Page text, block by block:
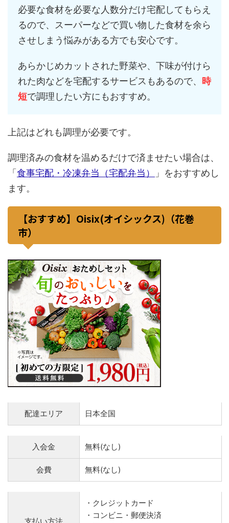
必要な食材を必要な人数分だけ宅配してもらえ
るので、スーパーなどで買い物した食材を余ら
させしまう悩みがある方でも安心です。
あらかじめカットされた野菜や、下味が付けら
れた肉などを宅配するサービスもあるので、
時
短で調理したい方にもおすすめ。
上記はどれも調理が必要です。
調理済みの食材を温めるだけで済ませたい場合は、
「 食事宅配・冷凍弁当（宅配弁当）
」をおすすめし
ます。
【おすすめ】Oisix(オイシックス)（花巻
市）
配達エリア 日本全国
入会金 無料(なし)
会費 無料(なし)
・クレジットカード
・コンビニ・郵便決済